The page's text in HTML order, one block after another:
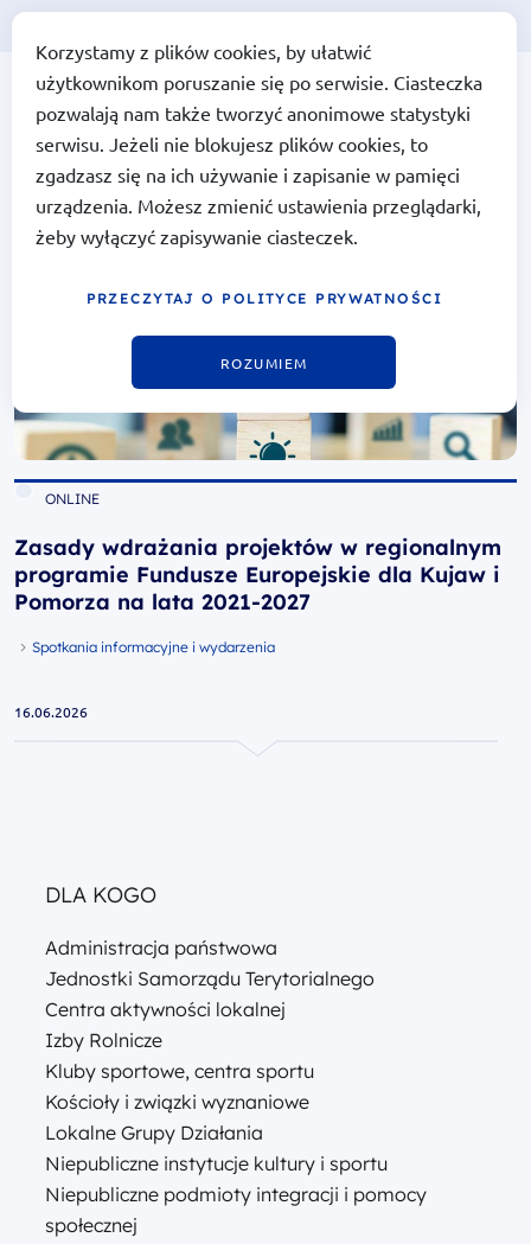
Portal Funduszy Europejskich
Portal Funduszy
Europejskich
ONLINE
Zasady wdrażania projektów w regionalnym
programie Fundusze Europejskie dla Kujaw i
Pomorza na lata 2021-2027
Spotkania informacyjne i wydarzenia
16.06.2026
DLA KOGO
Administracja państwowa
Jednostki Samorządu Terytorialnego
Centra aktywności lokalnej
Izby Rolnicze
Kluby sportowe, centra sportu
Kościoły i związki wyznaniowe
Lokalne Grupy Działania
Niepubliczne instytucje kultury i sportu
Niepubliczne podmioty integracji i pomocy
społecznej
Korzystamy z plików cookies, by ułatwić
użytkownikom poruszanie się po serwisie. Ciasteczka
pozwalają nam także tworzyć anonimowe statystyki
serwisu. Jeżeli nie blokujesz plików cookies, to
zgadzasz się na ich używanie i zapisanie w pamięci
urządzenia. Możesz zmienić ustawienia przeglądarki,
żeby wyłączyć zapisywanie ciasteczek.
PRZECZYTAJ O POLITYCE PRYWATNOŚCI
ROZUMIEM